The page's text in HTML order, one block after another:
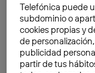
en el interior del
permitiríagenerar
barata.
Telefónica puede
subdominio o
cookies propias y
de
publicidad
partir de tus